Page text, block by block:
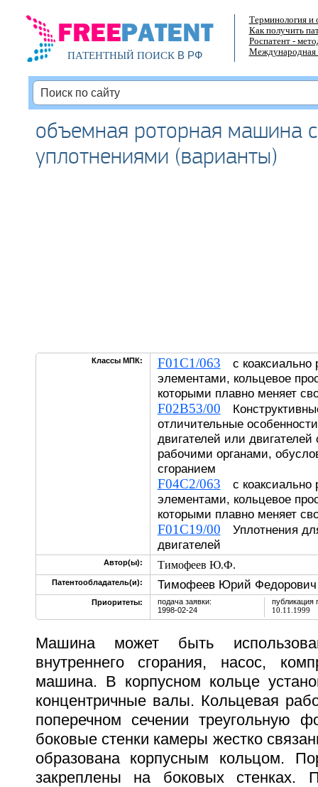
ПАТЕНТНЫЙ ПОИСКВ РФ
Терминология и
Как получить
Роспатент -
Международная
объемная роторная машина
уплотнениями (варианты)
Классы МПК: F01C1/063 с коаксиально
элементами, кольцевое
которыми плавно меняет
F02B53/00
отличительные
двигателей или
рабочими органами,
сгоранием
F04C2/063 с коаксиально
элементами, кольцевое
которыми плавно меняет
F01C19/00 Уплотнения
двигателей
Автор(ы): Тимофеев Ю.Ф.
Патентообладатель(и): Тимофеев Юрий Федорович
Приоритеты:
подача заявки:
1998-02-24
публикация
10.11.1999
Машина может быть
внутреннего сгорания, насос,
машина. В корпусном кольце
концентричные валы. Кольцевая
поперечном сечении треугольную
боковые стенки камеры жестко
образована корпусным кольцом.
закреплены на боковых стенках.